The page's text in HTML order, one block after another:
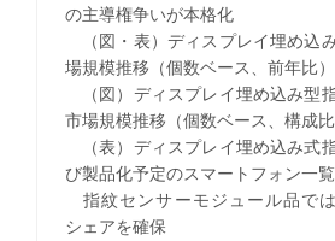
の主導権争いが本格化
（図・表）ディスプレイ埋め込
場規模推移（個数ベース、前年比）
（図）ディスプレイ埋め込み型
市場規模推移（個数ベース、構成比
（表）ディスプレイ埋め込み式
び製品化予定のスマートフォン一覧
指紋センサーモジュール品で
シェアを確保